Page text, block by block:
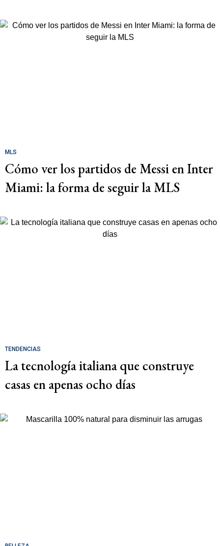
MLS
Cómo ver los partidos de Messi en Inter
Miami: la forma de seguir la MLS
TENDENCIAS
La tecnología italiana que construye
casas en apenas ocho días